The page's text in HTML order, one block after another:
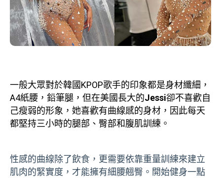
一般大眾對於韓國KPOP歌手的印象都是身材纖細，
A4紙腰，鉛筆腿，但在美國長大的Jessi卻不喜歡自
己瘦弱的形象，她喜歡有曲線感的身材，因此每天
都堅持三小時的腿部、臀部和腹肌訓練。
性感的曲線除了飲食，更需要依靠重量訓練來建立
肌肉的緊實度，才能擁有細腰翹臀。開始健身一點